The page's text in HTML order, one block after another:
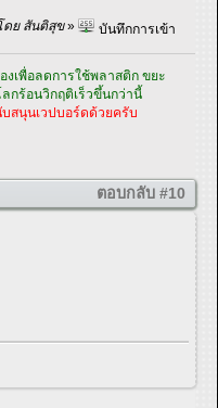
ดย สันติสุข» บันทึกการเข้า
เพื่อลดการใช้พลาสติก ขยะ
กร้อนวิกฤติเร็วขึ้นกว่านี้
สนุนเวปบอร์ดด้วยครับ
ตอบกลับ #10